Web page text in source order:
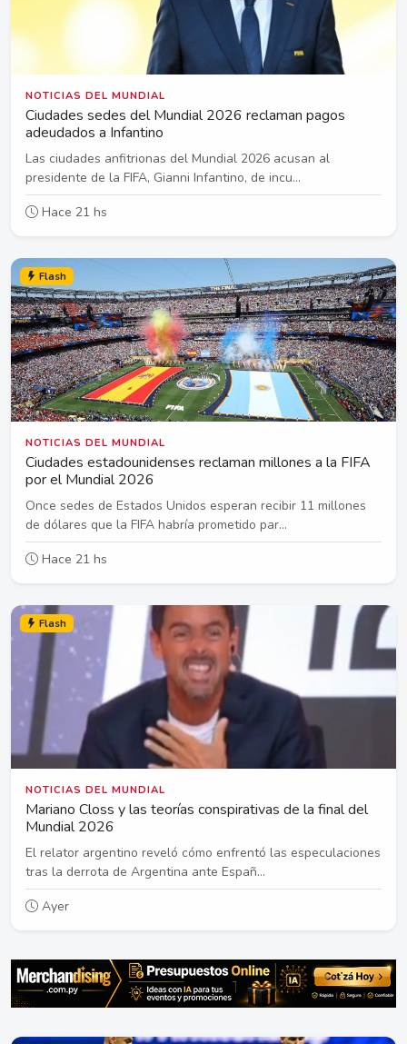
NOTICIAS DEL MUNDIAL
Ciudades sedes del Mundial 2026 reclaman pagos
adeudados a Infantino
Las ciudades anfitrionas del Mundial 2026 acusan al
presidente de la FIFA, Gianni Infantino, de incu...
Hace 21 hs
Flash
NOTICIAS DEL MUNDIAL
Ciudades estadounidenses reclaman millones a la FIFA
por el Mundial 2026
Once sedes de Estados Unidos esperan recibir 11 millones
de dólares que la FIFA habría prometido par...
Hace 21 hs
Flash
NOTICIAS DEL MUNDIAL
Mariano Closs y las teorías conspirativas de la final del
Mundial 2026
El relator argentino reveló cómo enfrentó las especulaciones
tras la derrota de Argentina ante Españ...
Ayer